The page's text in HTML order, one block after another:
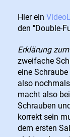
Hier ein
den "Double-
Erklärung
zweifache
eine
also
macht also
Schrauben
korrekt sein
dem ersten